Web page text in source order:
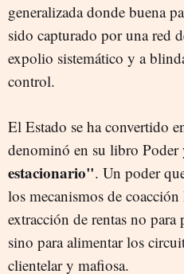
generalizada donde buena
sido capturado por una red
expolio sistemático y a
control.
El Estado se ha convertido
denominó en su libro Poder
estacionario". Un poder
los mecanismos de
extracción de rentas no
sino para alimentar los
clientelar y mafiosa.